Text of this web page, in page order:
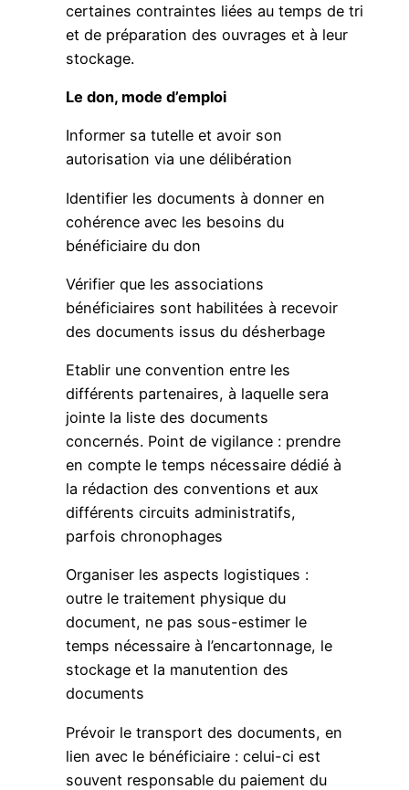
certaines contraintes liées au temps de tri
et de préparation des ouvrages et à leur
stockage.
Le don, mode d’emploi
Informer sa tutelle et avoir son
autorisation via une délibération
Identifier les documents à donner en
cohérence avec les besoins du
bénéficiaire du don
Vérifier que les associations
bénéficiaires sont habilitées à recevoir
des documents issus du désherbage
Etablir une convention entre les
différents partenaires, à laquelle sera
jointe la liste des documents
concernés. Point de vigilance : prendre
en compte le temps nécessaire dédié à
la rédaction des conventions et aux
différents circuits administratifs,
parfois chronophages
Organiser les aspects logistiques :
outre le traitement physique du
document, ne pas sous-estimer le
temps nécessaire à l’encartonnage, le
stockage et la manutention des
documents
Prévoir le transport des documents, en
lien avec le bénéficiaire : celui-ci est
souvent responsable du paiement du